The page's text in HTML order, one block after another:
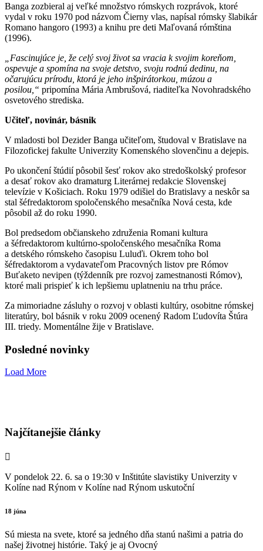
Banga zozbieral aj veľké množstvo rómskych rozprávok, ktoré
vydal v roku 1970 pod názvom Čierny vlas, napísal rómsky šlabikár
Romano hangoro (1993) a knihu pre deti Maľovaná rómština
(1996).
„Fascinujúce je, že celý svoj život sa vracia k svojim koreňom,
ospevuje a spomína na svoje detstvo, svoju rodnú dedinu, na
očarujúcu prírodu, ktorá je jeho inšpirátorkou, múzou a
posilou,“ pripomína Mária Ambrušová, riaditeľka Novohradského
osvetového strediska.
Učiteľ, novinár, básnik
V mladosti bol Dezider Banga učiteľom, študoval v Bratislave na
Filozofickej fakulte Univerzity Komenského slovenčinu a dejepis.
Po ukončení štúdií pôsobil šesť rokov ako stredoškolský profesor
a desať rokov ako dramaturg Literárnej redakcie Slovenskej
televízie v Košiciach. Roku 1979 odišiel do Bratislavy a neskôr sa
stal šéfredaktorom spoločenského mesačníka Nová cesta, kde
pôsobil až do roku 1990.
Bol predsedom občianskeho združenia Romani kultura
a šéfredaktorom kultúrno-spoločenského mesačníka Roma
a detského rómskeho časopisu Luluďi. Okrem toho bol
šéfredaktorom a vydavateľom Pracovných listov pre Rómov
Buťaketo nevipen (týždenník pre rozvoj zamestnanosti Rómov),
ktoré mali prispieť k ich lepšiemu uplatneniu na trhu práce.
Za mimoriadne zásluhy o rozvoj v oblasti kultúry, osobitne rómskej
literatúry, bol básnik v roku 2009 ocenený Radom Ľudovíta Štúra
III. triedy. Momentálne žije v Bratislave.
Posledné novinky
Load More
Najčítanejšie články
V pondelok 22. 6. sa o 19:30 v Inštitúte slavistiky Univerzity v
Kolíne nad Rýnom v Kolíne nad Rýnom uskutoční
18 júna
Sú miesta na svete, ktoré sa jedného dňa stanú našimi a patria do
našej životnej histórie. Taký je aj Ovocný